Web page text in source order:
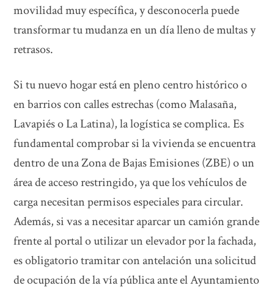
movilidad muy específica, y desconocerla puede
transformar tu mudanza en un día lleno de multas y
retrasos.
Si tu nuevo hogar está en pleno centro histórico o
en barrios con calles estrechas (como Malasaña,
Lavapiés o La Latina), la logística se complica. Es
fundamental comprobar si la vivienda se encuentra
dentro de una Zona de Bajas Emisiones (ZBE) o un
área de acceso restringido, ya que los vehículos de
carga necesitan permisos especiales para circular.
Además, si vas a necesitar aparcar un camión grande
frente al portal o utilizar un elevador por la fachada,
es obligatorio tramitar con antelación una solicitud
de ocupación de la vía pública ante el Ayuntamiento